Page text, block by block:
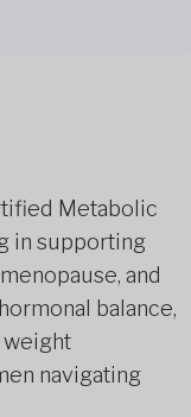
Metabolic
in supporting
and
balance,
weight
navigating